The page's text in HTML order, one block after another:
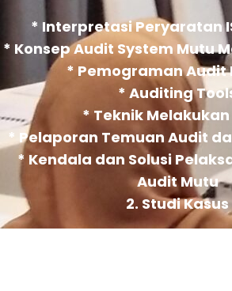
* Interpretasi Peryaratan
* Konsep Audit System Mutu
* Pemograman Audit
* Auditing
* Teknik
* Pelaporan Temuan Audit
* Kendala dan Solusi
Audit Mutu
2. Studi Kasus